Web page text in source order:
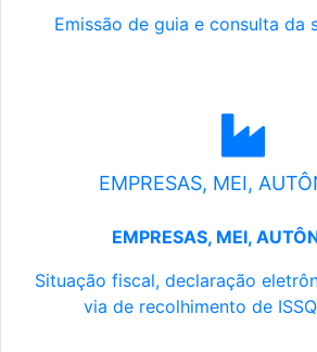
Emissão de guia e consulta da
EMPRESAS, MEI,
EMPRESAS, MEI,
Situação fiscal, declaração
via de recolhimento de